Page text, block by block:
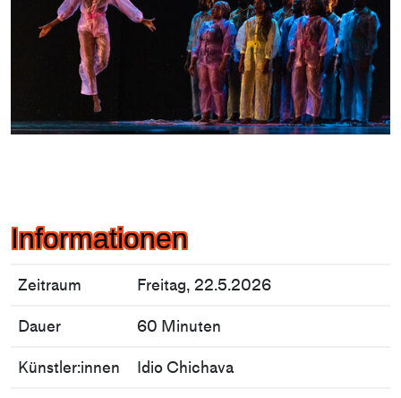
Informationen
Zeitraum Freitag, 22.5.2026
Dauer 60 Minuten
Künstler:innen Idio Chichava